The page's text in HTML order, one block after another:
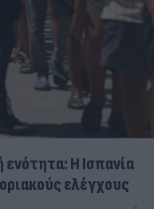
Η Ισπανία
ελέγχους